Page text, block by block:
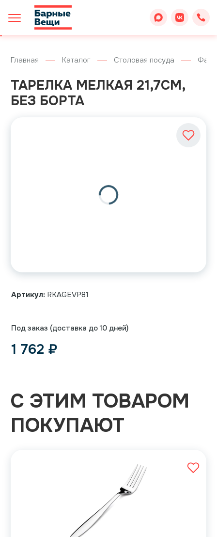
Главная Каталог Столовая посуда
ТАРЕЛКА МЕЛКАЯ 21,7СМ,
БЕЗ БОРТА
Артикул: RKAGEVP81
Под заказ (доставка до 10 дней)
1 762 ₽
С ЭТИМ ТОВАРОМ
ПОКУПАЮТ